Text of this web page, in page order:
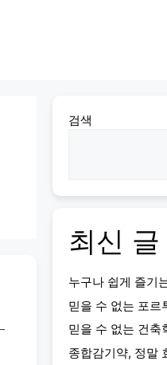
검색
최신 글
누구나 쉽게 즐기
믿을 수 없는 포르
믿을 수 없는 건축
종합감기약, 정말